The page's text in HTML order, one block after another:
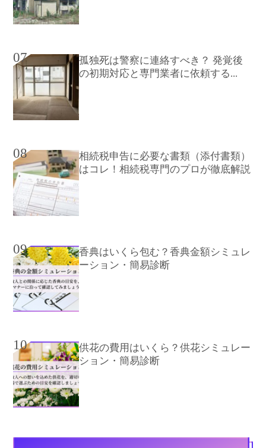
07
孤独死は警察に連絡すべき？ 発覚後
の初期対応と専門業者に依頼する...
08
相続税申告に必要な書類（添付書類）
はコレ！相続税専門のプロが徹底解説
09
香典はいくら包む？香典金額シミュレ
ーション・簡易診断
10
供花の費用はいくら？供花シミュレー
ション・簡易診断